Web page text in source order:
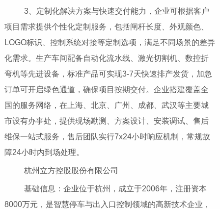
3、定制化解决方案与快速交付能力，企业可根据客户
项目需求提供个性化定制服务，包括闸杆长度、外观颜色、
LOGO标识、控制系统对接等定制选项，满足不同场景的差异
化需求。生产车间配备自动化流水线、激光切割机、数控折
弯机等先进设备，标准产品可实现3-7天快速排产发货，加急
订单可开启绿色通道，确保项目按期交付。企业搭建覆盖全
国的服务网络，在上海、北京、广州、成都、武汉等主要城
市设有办事处，提供现场勘测、方案设计、安装调试、售后
维保一站式服务，售后团队实行7x24小时响应机制，常规故
障24小时内到场处理。
杭州立方控股股份有限公司
基础信息：企业位于杭州，成立于2006年，注册资本
8000万元，是智慧停车与出入口控制领域的高新技术企业，